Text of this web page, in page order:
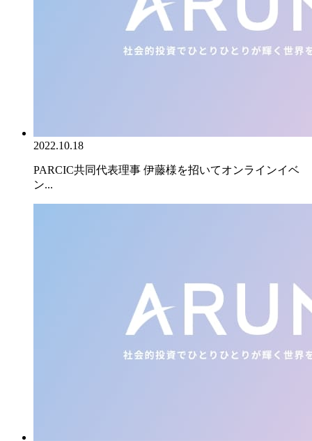
2022.10.18
PARCIC共同代表理事 伊藤様を招いてオンラインイベ
ン...